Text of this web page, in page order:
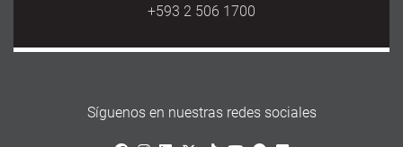
+593 2 506 1700
Síguenos en nuestras redes sociales